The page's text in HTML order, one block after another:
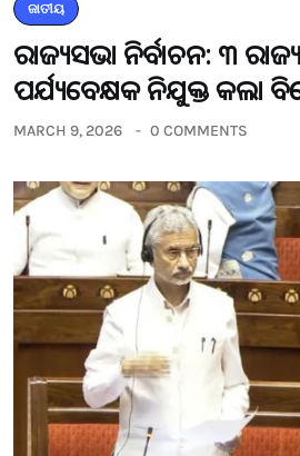
ଜାତୀୟ
ରାଜ୍ୟସଭା ନିର୍ବାଚନ: ୩
ପର୍ଯ୍ୟବେକ୍ଷକ ନିଯୁକ୍ତ କଲା
MARCH 9, 2026 0 COMMENTS